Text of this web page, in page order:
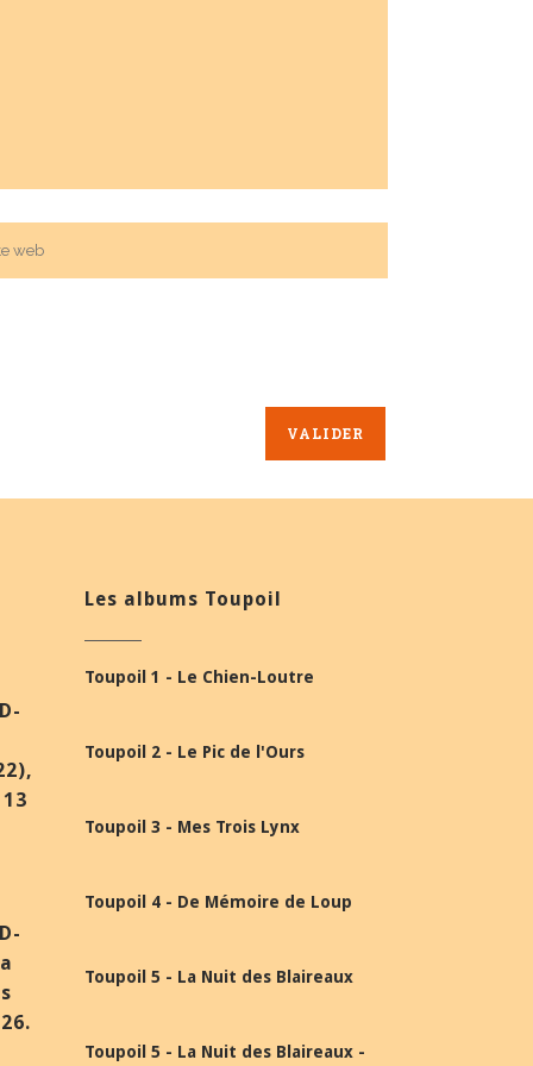
Les albums Toupoil
Toupoil 1 - Le Chien-Loutre
Toupoil 2 - Le Pic de l'Ours
Toupoil 3 - Mes Trois Lynx
Toupoil 4 - De Mémoire de Loup
Toupoil 5 - La Nuit des Blaireaux
Toupoil 5 - La Nuit des Blaireaux -